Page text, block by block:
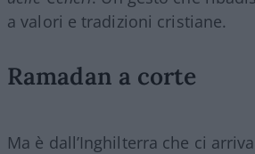
a valori e tradizioni cristiane.
Ramadan a corte
Ma è dall’Inghilterra che ci